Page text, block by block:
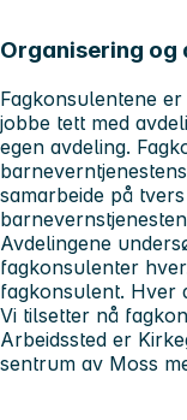
Organisering og
Fagkonsulentene
jobbe tett med
egen avdeling.
samarbeide på
Avdelingene
fagkonsulenter
fagkonsulent. Hver
Vi tilsetter nå
Arbeidssted er
sentrum av Moss